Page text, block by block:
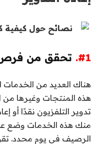
#1. تحقق من فرص
هناك العديد من الخدمات
هذه المنتجات وغيرها من
تدوير التلفزيون نقدًا أو
منك هذه الخدمات وضع
الرصيف في يوم محدد.